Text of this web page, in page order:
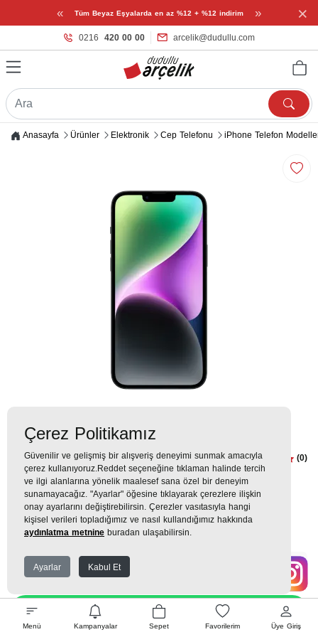
« Tüm Beyaz Eşyalarda en az %12 + %12 indirim » ×
0216 420 00 00 arcelik@dudullu.com
Menü Kampanyalar Sepet Favorilerim Üye Giriş
Anasayfa Ürünler Elektronik Cep Telefonu iPhone Telefon
iPhone 14 Plus 256GB Gece Yarısı (0)
0TL
0 TLx 9 Taksit =0 TL
EK GARANTİ
WHATSAPP SİPARİŞ
Çerez Politikamız
Güvenilir ve gelişmiş bir alışveriş deneyimi sunmak amacıyla
çerez kullanıyoruz.Reddet seçeneğine tıklaman halinde tercih
ve ilgi alanlarına yönelik maalesef sana özel bir deneyim
sunamayacağız. "Ayarlar" öğesine tıklayarak çerezlere ilişkin
onay ayarlarını değiştirebilirsin. Çerezler vasıtasıyla hangi
kişisel verileri topladığımız ve nasıl kullandığımız hakkında
aydınlatma metnine buradan ulaşabilirsin.
Ayarlar Kabul Et